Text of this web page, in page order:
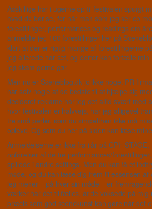
Adskillige har i ugerne op til festivalen spurgt
hvad de bør se, for når man som jeg ser op
forestillinger, performances og readings om
anmeldte jeg 160 forestillinger her på
klart at der er rigtig mange af forestillingerne
jeg allerede har set, og derfor kan fortælle min
jeg skam gerne gør.
Men nu er Sceneblog.dk jo ikke noget PR-
har selv nogle af de bedste til at hjælpe sig
decideret reklame har jeg det altid svært med
hvor festivalen er halvvejs, har jeg alligevel
tre små perler, som du simpelthen ikke må
opleve. Og som du her på siden kan læse
Anmeldelserne er ikke fra i år på CPH
opførelser af de tre performances/
spillede i andre settings. Men du kan få et
møde, og du kan læse dig frem til essensen
jeg mener – på hver sin måde – er
værker har det til fælles, at de voksede på mig
præcis som god scenekunst kan gøre når det